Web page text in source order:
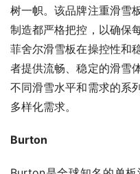
树一帜。该品牌注重滑雪
制造都严格把控，以确保
菲舍尔滑雪板在操控性和
者提供流畅、稳定的滑雪
不同滑雪水平和需求的系
多样化需求。
Burton